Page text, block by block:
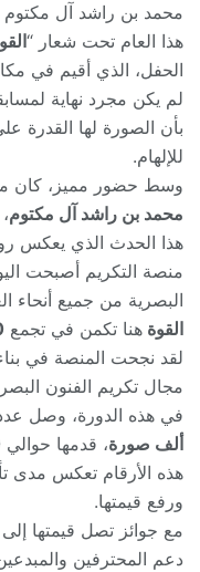
محمد بن راشد آل مكتوم
هذا العام تحت شعار “
الحفل، الذي أقيم في
لم يكن مجرد نهاية
بأن الصورة لها القدرة
للإلهام.
وسط حضور مميز، كان
محمد بن راشد آل مكتوم
هذا الحدث الذي يعكس
منصة التكريم أصبحت
البصرية من جميع أنحاء
القوة هنا تكمن في تجمع
لقد نجحت المنصة في
مجال تكريم الفنون
في هذه الدورة، وصل
ألف صورة، قدمها حوالي
هذه الأرقام تعكس مدى
ورفع قيمتها.
مع جوائز تصل قيمتها إلى
دعم المحترفين